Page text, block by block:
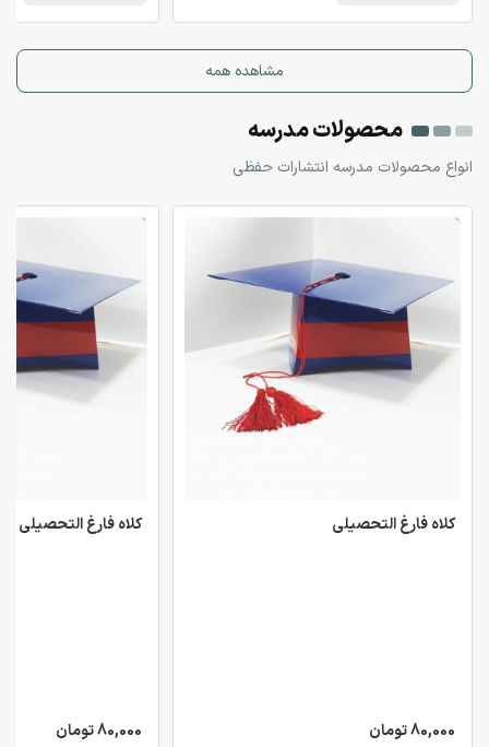
مشاهده همه
محصولات مدرسه
انواع محصولات مدرسه انتشارات حفظی
کلاه فارغ التحصیلی
80,000 تومان
کلاه فارغ التحصیلی
80,000 تومان